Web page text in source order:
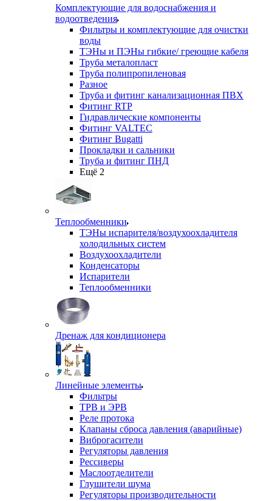
Комплектующие для водоснабжения и
водоотведения
Фильтры и комплектующие для очистки
воды
ТЭНы и ПЭНы гибкие/ греющие кабеля
Труба металопласт
Труба полипропиленовая
Разное
Труба и фитинг канализационная ПВХ
Фитинг RTP
Гидравлические компоненты
Фитинг VALTEC
Фитинг Bugatti
Прокладки и сальники
Труба и фитинг ПНД
Ещё 2
Теплообменники
ТЭНы испарителя/воздухоохладителя
холодильных систем
Воздухоохладители
Конденсаторы
Испарители
Теплообменники
Дренаж для кондиционера
Линейные элементы
Фильтры
ТРВ и ЭРВ
Реле протока
Клапаны сброса давления (аварийные)
Виброгасители
Регуляторы давления
Рессиверы
Маслоотделители
Глушители шума
Регуляторы производительности